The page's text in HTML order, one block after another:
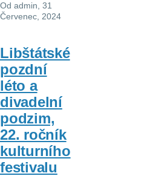
Od admin , 31
Červenec, 2024
Libštátské
pozdní
léto a
divadelní
podzim,
22. ročník
kulturního
festivalu